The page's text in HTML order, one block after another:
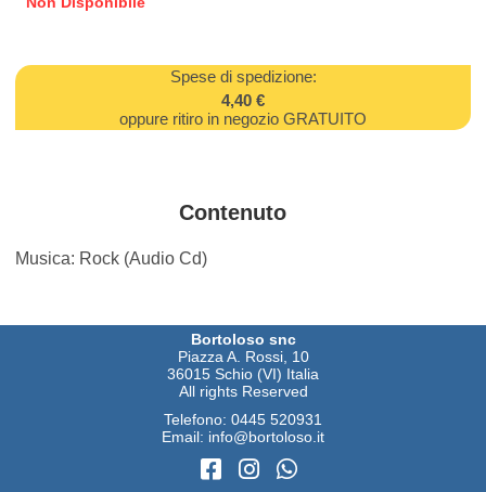
Spese di spedizione:
4,40 €
oppure ritiro in negozio GRATUITO
Contenuto
Musica: Rock (Audio Cd)
Bortoloso snc
Piazza A. Rossi, 10
36015 Schio (VI) Italia
All rights Reserved
Telefono: 0445 520931
Email: info@bortoloso.it